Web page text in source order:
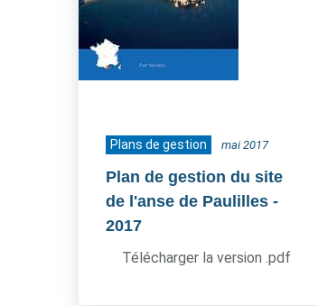
Plans de gestion mai 2017
Plan de gestion du site
de l'anse de Paulilles -
2017
Télécharger la version .pdf